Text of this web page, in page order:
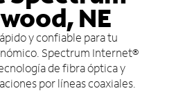
NE
y confiable para tu
Spectrum Internet®
de fibra óptica y
por líneas coaxiales.